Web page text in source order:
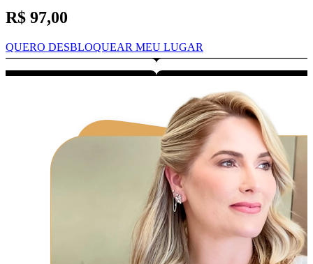
R$ 97,00
QUERO DESBLOQUEAR MEU LUGAR